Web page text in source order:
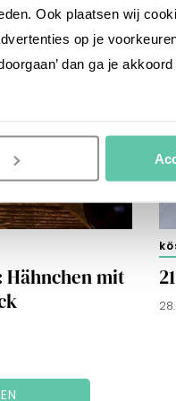
Ook plaatsen wij
op je
dan ga je
Hähnchen mit